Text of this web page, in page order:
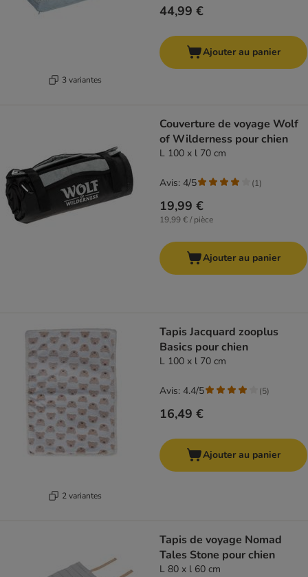
3 variantes
44,99 €
Ajouter au panier
Couverture de voyage Wolf
of Wilderness pour chien
L 100 x l 70 cm
19,99 €
19,99 € / pièce
Avis: 4/5 (1)
Ajouter au panier
2 variantes
Tapis Jacquard zooplus
Basics pour chien
L 100 x l 70 cm
16,49 €
Avis: 4.4/5 (5)
Ajouter au panier
Tapis de voyage Nomad
Tales Stone pour chien
L 80 x l 60 cm